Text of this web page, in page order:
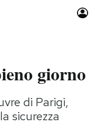
giorno
di Parigi,
sicurezza